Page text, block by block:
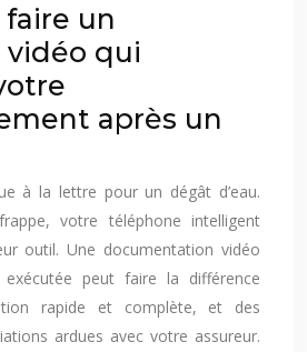
un
qui
après un
à la lettre pour un dégât d’eau.
votre téléphone intelligent
outil. Une documentation vidéo
peut faire la différence
rapide et complète, et des
ardues avec votre assureur.